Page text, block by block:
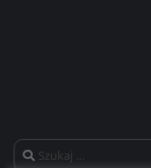
Szukaj: